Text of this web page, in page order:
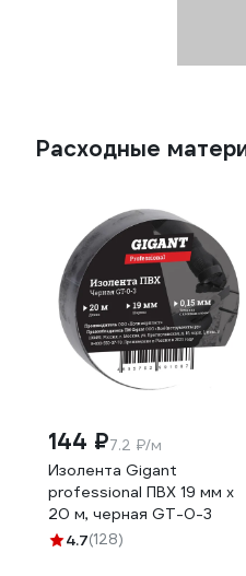
Расходные
144 ₽7.2 ₽/м
Изолента Gigant
professional ПВХ 19 мм х
20 м, черная GT-0-3
4.7(128)